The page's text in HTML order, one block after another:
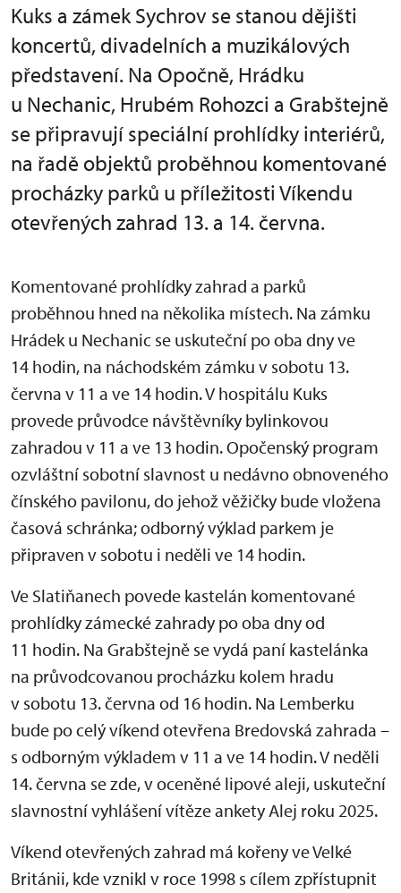
Kuks a zámek Sychrov se stanou dějišti
koncertů, divadelních a muzikálových
představení. Na Opočně, Hrádku
u Nechanic, Hrubém Rohozci a Grabštejně
se připravují speciální prohlídky interiérů,
na řadě objektů proběhnou komentované
procházky parků u příležitosti Víkendu
otevřených zahrad 13. a 14. června.
Komentované prohlídky zahrad a parků
proběhnou hned na několika místech. Na zámku
Hrádek u Nechanic se uskuteční po oba dny ve
14 hodin, na náchodském zámku v sobotu 13.
června v 11 a ve 14 hodin. V hospitálu Kuks
provede průvodce návštěvníky bylinkovou
zahradou v 11 a ve 13 hodin. Opočenský program
ozvláštní sobotní slavnost u nedávno obnoveného
čínského pavilonu, do jehož věžičky bude vložena
časová schránka; odborný výklad parkem je
připraven v sobotu i neděli ve 14 hodin.
Ve Slatiňanech povede kastelán komentované
prohlídky zámecké zahrady po oba dny od
11 hodin. Na Grabštejně se vydá paní kastelánka
na průvodcovanou procházku kolem hradu
v sobotu 13. června od 16 hodin. Na Lemberku
bude po celý víkend otevřena Bredovská zahrada –
s odborným výkladem v 11 a ve 14 hodin. V neděli
14. června se zde, v oceněné lipové aleji, uskuteční
slavnostní vyhlášení vítěze ankety Alej roku 2025.
Víkend otevřených zahrad má kořeny ve Velké
Británii, kde vznikl v roce 1998 s cílem zpřístupnit